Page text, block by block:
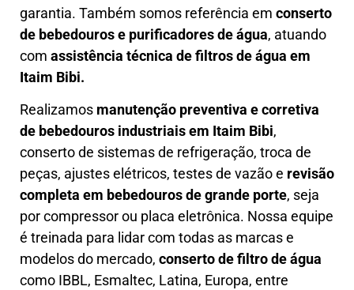
garantia. Também somos referência em conserto
de bebedouros e purificadores de água, atuando
com assistência técnica de filtros de água em
Itaim Bibi.
Realizamos manutenção preventiva e corretiva
de bebedouros industriais em Itaim Bibi,
conserto de sistemas de refrigeração, troca de
peças, ajustes elétricos, testes de vazão e revisão
completa em bebedouros de grande porte, seja
por compressor ou placa eletrônica. Nossa equipe
é treinada para lidar com todas as marcas e
modelos do mercado, conserto de filtro de água
como IBBL, Esmaltec, Latina, Europa, entre